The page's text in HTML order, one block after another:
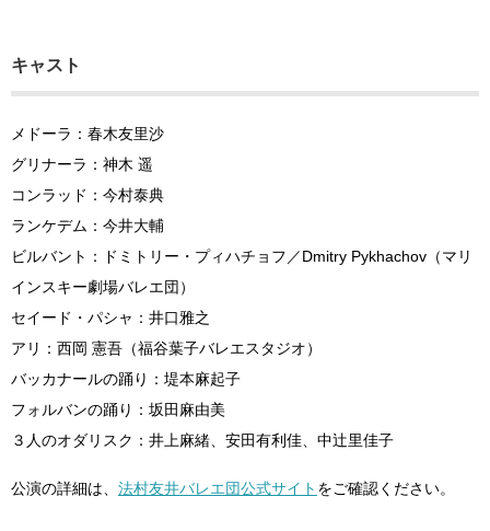
キャスト
メドーラ：春木友里沙
グリナーラ：神木 遥
コンラッド：今村泰典
ランケデム：今井大輔
ビルバント：ドミトリー・プィハチョフ／Dmitry Pykhachov（マリ
インスキー劇場バレエ団）
セイード・パシャ：井口雅之
アリ：西岡 憲吾（福谷葉子バレエスタジオ）
バッカナールの踊り：堤本麻起子
フォルバンの踊り：坂田麻由美
３人のオダリスク：井上麻緒、安田有利佳、中辻里佳子
公演の詳細は、 法村友井バレエ団公式サイト をご確認ください。